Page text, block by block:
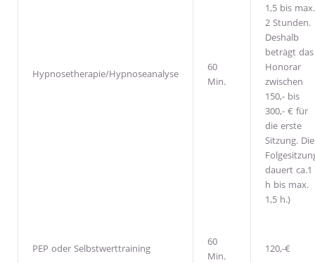
Hypnosetherapie/Hypnoseanalyse
60
Min.
1,5 bis max.
2 Stunden.
Deshalb
beträgt das
Honorar
zwischen
150,- bis
300,- € für
die erste
Sitzung. Die
dauert ca.1
h bis max.
1,5 h.)
PEP oder Selbstwerttraining
60
Min.
120,-€